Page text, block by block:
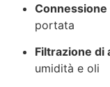
Connessione
portata
Filtrazione di
umidità e oli